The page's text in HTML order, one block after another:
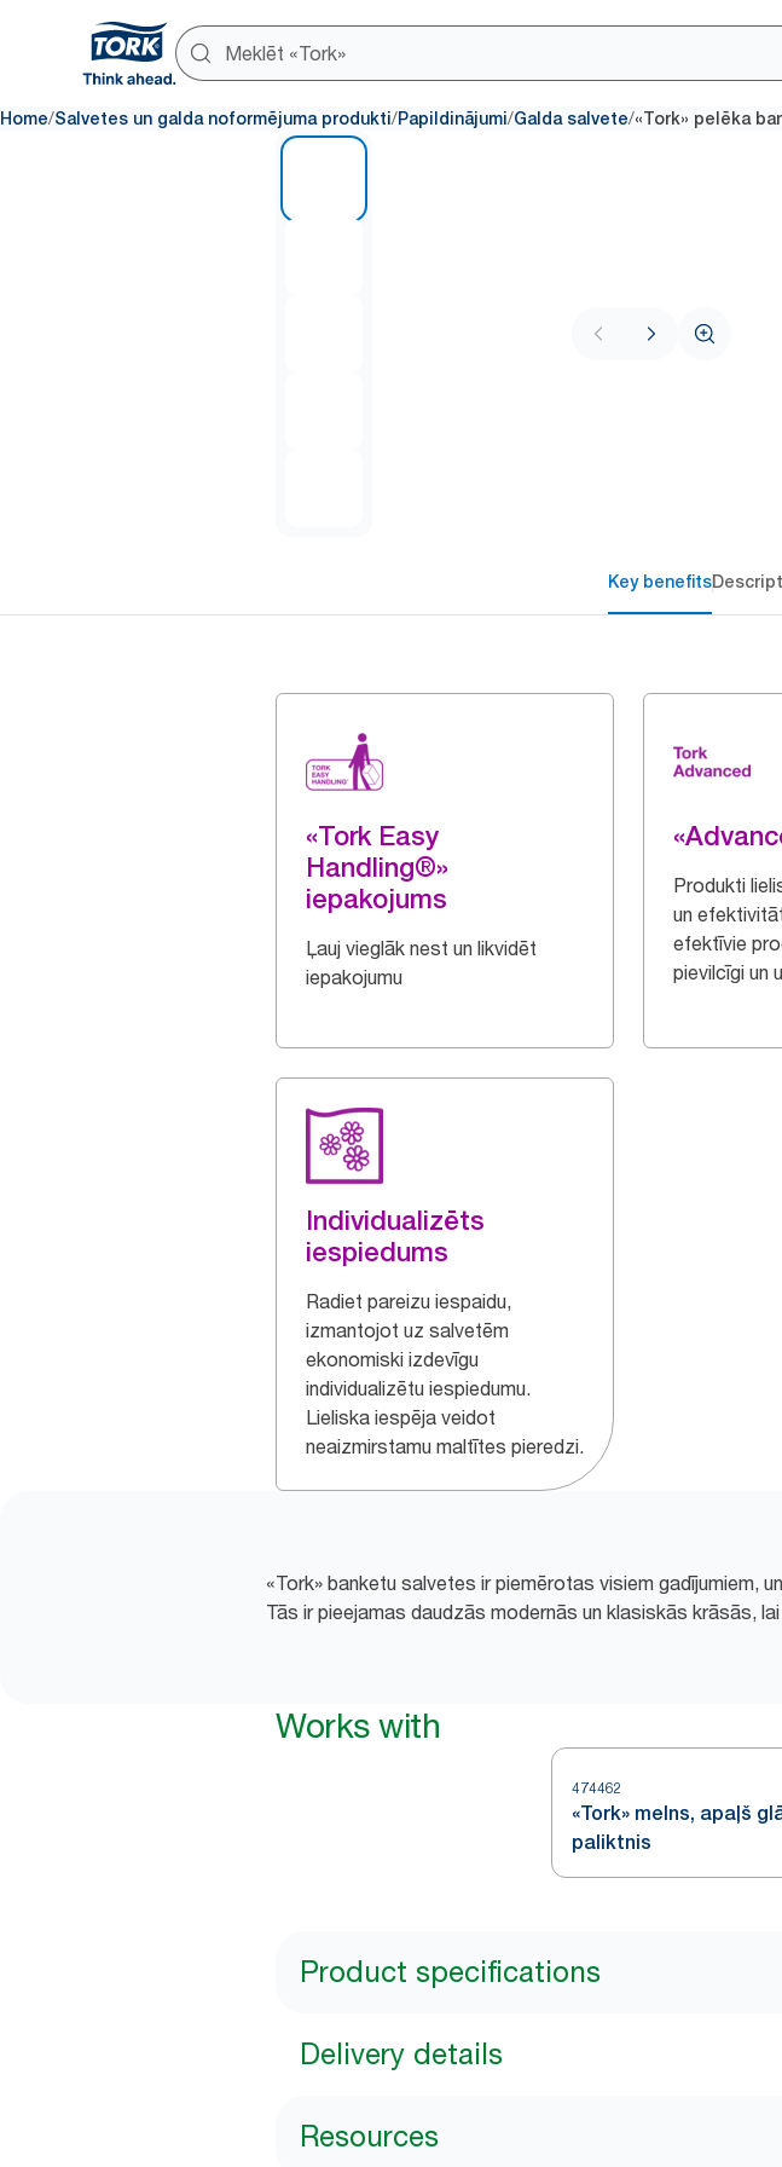
Home/Salvetes un galda noformējuma produkti/Papildinājumi/Galda salvete/«Tork» pelēka
Key benefits
«Tork Easy
Handling®»
iepakojums
Ļauj vieglāk nest un likvidēt
iepakojumu
Produkti
un
efektīvie
pievilcīgi un
Individualizēts
iespiedums
Radiet pareizu iespaidu,
izmantojot uz salvetēm
ekonomiski izdevīgu
individualizētu iespiedumu.
Lieliska iespēja veidot
neaizmirstamu maltītes pieredzi.
«Tork» banketu salvetes ir piemērotas visiem gadījumiem,
Tās ir pieejamas daudzās modernās un klasiskās krāsās,
Works with
474462
«Tork» melns, apaļš
paliktnis
Product specifications
Delivery details
Resources